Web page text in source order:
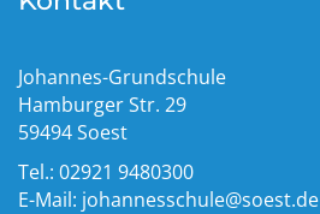
Johannes-Grundschule
Hamburger Str. 29
59494 Soest
Tel.: 02921 9480300
E-Mail: johannesschule@soest.de